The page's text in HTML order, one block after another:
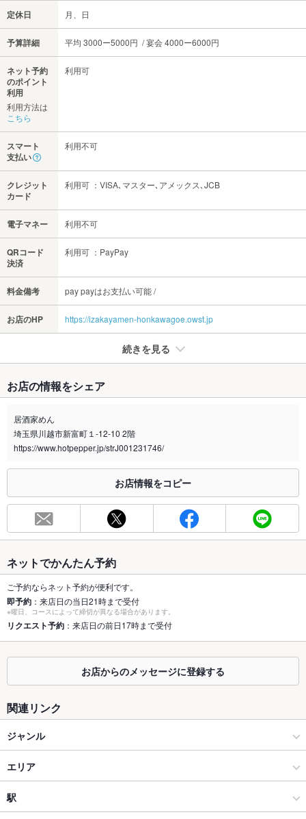
定休日 月、日
予算詳細 平均 3000ー5000円 / 宴会 4000ー6000円
ネット予約
のポイント
利用
利用方法は
こちら
利用可
スマート
支払い
利用不可
クレジット
カード
利用可 ：VISA､マスター､アメックス､JCB
電子マネー 利用不可
QRコード
決済
利用可 ：PayPay
料金備考 pay payはお支払い可能 /
お店のHP https://izakayamen-honkawagoe.owst.jp
続きを見る
禁煙・喫煙 全席禁煙
喫煙専用室
※2020年4月1日～受動喫煙対策に関する法律が施行されています。正しい情報はお店へお問い
総席数 47席
最大宴会収
47人
個室 あり
座敷 あり
掘りごたつ あり
カウンター あり
ソファー なし
テラス席
貸切
設備
Wi-Fi
お店の情報をシェア
居酒家めん
埼玉県川越市新富町１-12-10 2階
https://www.hotpepper.jp/strJ001231746/
お店情報をコピー
ネットでかんたん予約
ご予約ならネット予約が便利です。
即予約 ：来店日の当日21時まで受付
※曜日、コースによって締切が異なる場合があります。
リクエスト予約 ：来店日の前日17時まで受付
お店からのメッセージに登録する
関連リンク
ジャンル
居酒屋
洋・和洋・各国料理・その他
エリア
本川越
駅